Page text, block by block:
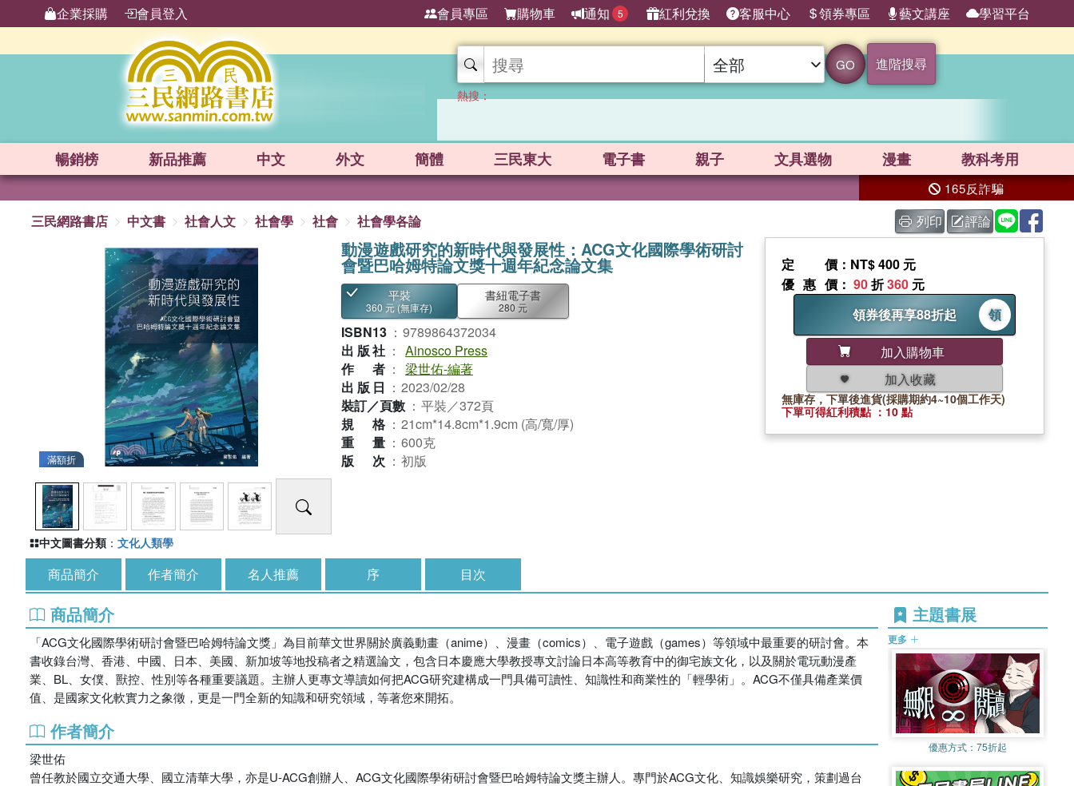
企業採購 會員登入 會員專區 購物車 通知 5 紅利兌換 客服中心 領券專區 藝文講座 學習平台
GO 進階搜尋
熱搜：
暢銷榜 新品推薦 中文 外文 簡體 三民東大 電子書 親子 文具選物 漫畫 教科考用
165反詐騙
三民網路書店 中文書 社會人文 社會學 社會 社會學各論 列印 評論
滿額折
動漫遊戲研究的新時代與發展性：ACG文化國際學術研討
會暨巴哈姆特論文獎十週年紀念論文集
平裝
360 元 (無庫存)
書紐電子書
280 元
ISBN13 ： 9789864372034
出版社 ： Ainosco Press
作者 ： 梁世佑-編著
出版日 ： 2023/02/28
裝訂／頁數 ： 平裝／372頁
規格 ： 21cm*14.8cm*1.9cm (高/寬/厚)
重量 ： 600克
版次 ： 初版
定價 ：NT$ 400 元
優惠價 ： 90折360 元
領券後再享88折起
領
加入購物車
加入收藏
無庫存，下單後進貨(採購期約4~10個工作天)
下單可得紅利積點 ：10 點
中文圖書分類 ： 文化人類學
商品簡介 作者簡介 名人推薦 序 目次
商品簡介
「ACG文化國際學術研討會暨巴哈姆特論文獎」為目前華文世界關於廣義動畫（anime）、漫畫（comics）、電子遊戲（games）等領域中最重要的研討會。本
書收錄台灣、香港、中國、日本、美國、新加坡等地投稿者之精選論文，包含日本慶應大學教授專文討論日本高等教育中的御宅族文化，以及關於電玩動漫產
業、BL、女僕、獸控、性別等各種重要議題。主辦人更專文導讀如何把ACG研究建構成一門具備可讀性、知識性和商業性的「輕學術」。ACG不僅具備產業價
值、是國家文化軟實力之象徵，更是一門全新的知識和研究領域，等著您來開拓。
作者簡介
梁世佑
曾任教於國立交通大學、國立清華大學，亦是U-ACG創辦人、ACG文化國際學術研討會暨巴哈姆特論文獎主辦人。專門於ACG文化、知識娛樂研究，策劃過台
主題書展
更多
優惠方式： 75折起